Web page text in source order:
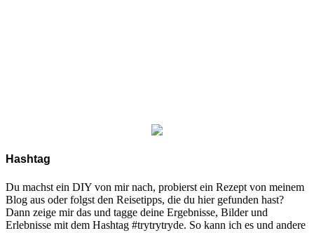
Hashtag
Du machst ein DIY von mir nach, probierst ein Rezept von meinem
Blog aus oder folgst den Reisetipps, die du hier gefunden hast?
Dann zeige mir das und tagge deine Ergebnisse, Bilder und
Erlebnisse mit dem Hashtag #trytrytryde. So kann ich es und andere